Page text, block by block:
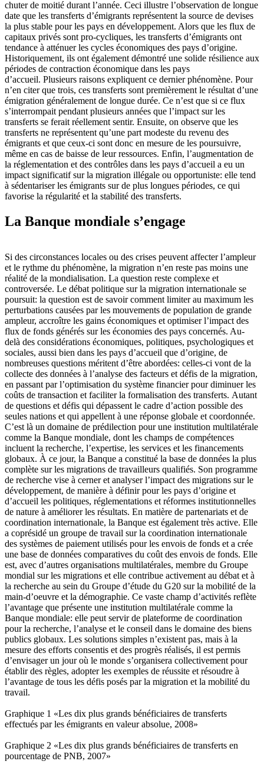
chuter de moitié durant l’année. Ceci illustre l’observation de longue
date que les transferts d’émigrants représentent la source de devises
la plus stable pour les pays en développement. Alors que les flux de
capitaux privés sont pro-cycliques, les transferts d’émigrants ont
tendance à atténuer les cycles économiques des pays d’origine.
Historiquement, ils ont également démontré une solide résilience aux
périodes de contraction économique dans les pays
d’accueil. Plusieurs raisons expliquent ce dernier phénomène. Pour
n’en citer que trois, ces transferts sont premièrement le résultat d’une
émigration généralement de longue durée. Ce n’est que si ce flux
s’interrompait pendant plusieurs années que l’impact sur les
transferts se ferait réellement sentir. Ensuite, on observe que les
transferts ne représentent qu’une part modeste du revenu des
émigrants et que ceux-ci sont donc en mesure de les poursuivre,
même en cas de baisse de leur ressources. Enfin, l’augmentation de
la réglementation et des contrôles dans les pays d’accueil a eu un
impact significatif sur la migration illégale ou opportuniste: elle tend
à sédentariser les émigrants sur de plus longues périodes, ce qui
favorise la régularité et la stabilité des transferts.
La Banque mondiale s’engage
Si des circonstances locales ou des crises peuvent affecter l’ampleur
et le rythme du phénomène, la migration n’en reste pas moins une
réalité de la mondialisation. La question reste complexe et
controversée. Le débat politique sur la migration internationale se
poursuit: la question est de savoir comment limiter au maximum les
perturbations causées par les mouvements de population de grande
ampleur, accroître les gains économiques et optimiser l’impact des
flux de fonds générés sur les économies des pays concernés. Au-
delà des considérations économiques, politiques, psychologiques et
sociales, aussi bien dans les pays d’accueil que d’origine, de
nombreuses questions méritent d’être abordées: celles-ci vont de la
collecte des données à l’analyse des facteurs et défis de la migration,
en passant par l’optimisation du système financier pour diminuer les
coûts de transaction et faciliter la formalisation des transferts. Autant
de questions et défis qui dépassent le cadre d’action possible des
seules nations et qui appellent à une réponse globale et coordonnée.
C’est là un domaine de prédilection pour une institution multilatérale
comme la Banque mondiale, dont les champs de compétences
incluent la recherche, l’expertise, les services et les financements
globaux. À ce jour, la Banque a constitué la base de données la plus
complète sur les migrations de travailleurs qualifiés. Son programme
de recherche vise à cerner et analyser l’impact des migrations sur le
développement, de manière à définir pour les pays d’origine et
d’accueil les politiques, réglementations et réformes institutionnelles
de nature à améliorer les résultats. En matière de partenariats et de
coordination internationale, la Banque est également très active. Elle
a coprésidé un groupe de travail sur la coordination internationale
des systèmes de paiement utilisés pour les envois de fonds et a crée
une base de données comparatives du coût des envois de fonds. Elle
est, avec d’autres organisations multilatérales, membre du Groupe
mondial sur les migrations et elle contribue activement au débat et à
la recherche au sein du Groupe d’étude du G20 sur la mobilité de la
main-d’oeuvre et la démographie. Ce vaste champ d’activités reflète
l’avantage que présente une institution multilatérale comme la
Banque mondiale: elle peut servir de plateforme de coordination
pour la recherche, l’analyse et le conseil dans le domaine des biens
publics globaux. Les solutions simples n’existent pas, mais à la
mesure des efforts consentis et des progrès réalisés, il est permis
d’envisager un jour où le monde s’organisera collectivement pour
établir des règles, adopter les exemples de réussite et résoudre à
l’avantage de tous les défis posés par la migration et la mobilité du
travail.
Graphique 1 «Les dix plus grands bénéficiaires de transferts
effectués par les émigrants en valeur absolue, 2008»
Graphique 2 «Les dix plus grands bénéficiaires de transferts en
pourcentage de PNB, 2007»